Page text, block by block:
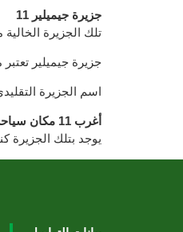
11 جزيرة جيميلير
تلك الجزيرة
جزيرة جيميلير
اسم الجزيرة
أغرب 11 مكان سياحي لم تسمع عنهم في تركيا
يوجد بتلك الجزيرة